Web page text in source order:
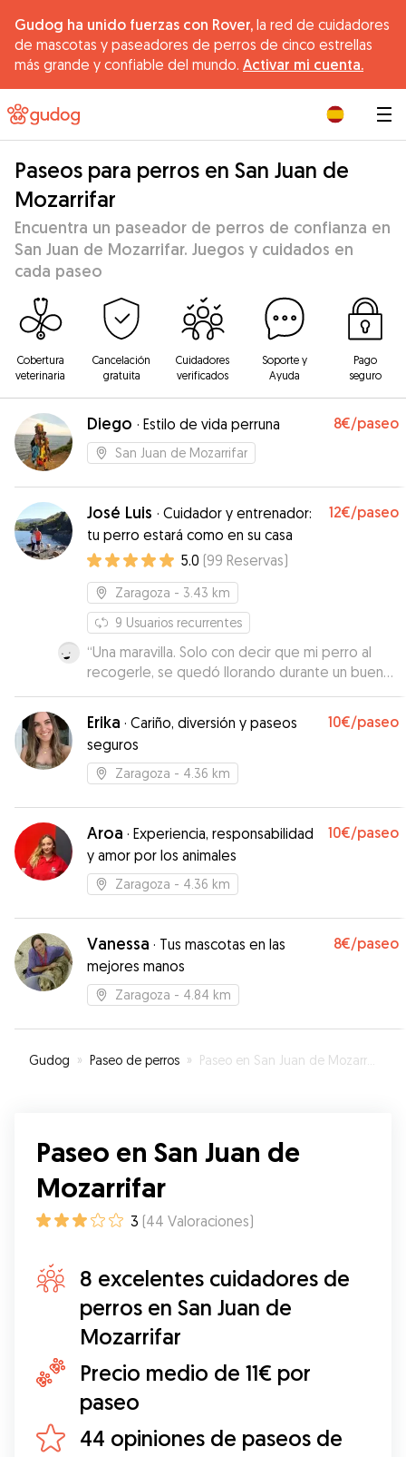
Gudog ha unido fuerzas con Rover, la red de cuidadores
de mascotas y paseadores de perros de cinco estrellas
más grande y confiable del mundo. Activar mi cuenta.
Paseos para perros en San Juan de
Mozarrifar
Encuentra un paseador de perros de confianza en
San Juan de Mozarrifar. Juegos y cuidados en
cada paseo
Cobertura
veterinaria
Cancelación
gratuita
Cuidadores
verificados
Soporte y
Ayuda
Pago
seguro
Diego · Estilo de vida perruna 8€/paseo
San Juan de Mozarrifar
José Luis · Cuidador y entrenador:
tu perro estará como en su casa
12€/paseo
5.0 (99 Reservas)
Zaragoza - 3.43 km
9 Usuarios recurrentes
“Una maravilla. Solo con decir que mi perro al
recogerle, se quedó llorando durante un buen
rato porque se separaba de ellos…. Estamos
felices
Erika · Cariño, diversión y paseos
seguros
10€/paseo
Zaragoza - 4.36 km
Aroa · Experiencia, responsabilidad
y amor por los animales
10€/paseo
Zaragoza - 4.36 km
Vanessa · Tus mascotas en las
mejores manos
8€/paseo
Zaragoza - 4.84 km
Gudog » Paseo de perros » Paseo en San Juan de Mozarrifar
Paseo en San Juan de
Mozarrifar
3 (44 Valoraciones)
8 excelentes cuidadores de
perros en San Juan de
Mozarrifar
Precio medio de 11€ por
paseo
44 opiniones de paseos de